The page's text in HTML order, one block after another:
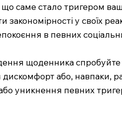
саме стало тригером
у своїх
в певних
щоденника
або, навпаки,
уникнення певних